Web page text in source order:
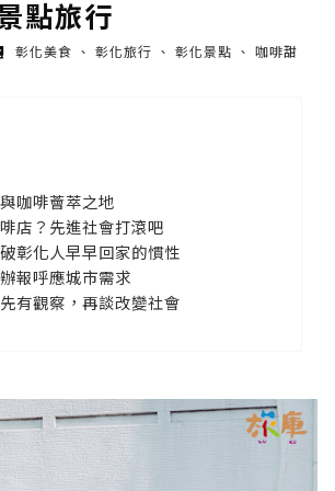
點旅行
彰化美食 彰化旅行 彰化景點
咖啡甜
咖啡薈萃之地
店？先進社會打滾吧
彰化人早早回家的慣性
報呼應城市需求
有觀察，再談改變社會